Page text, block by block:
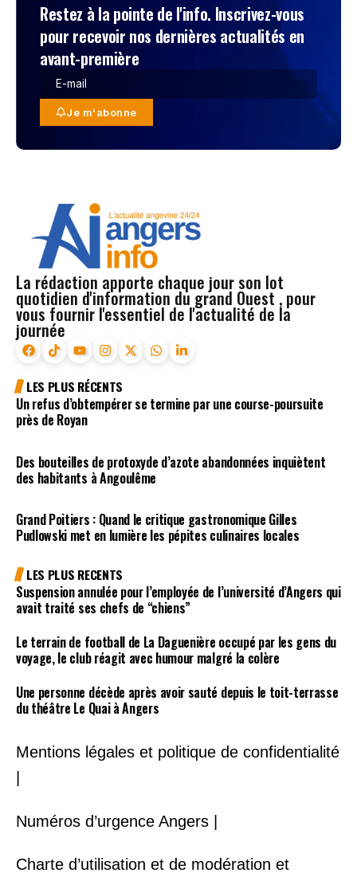
Restez à la pointe de l'info. Inscrivez-vous
pour recevoir nos dernières actualités en
avant-première
Je m'abonne
La rédaction apporte chaque jour son lot
quotidien d'information du grand Ouest , pour
vous fournir l'essentiel de l'actualité de la
journée
LES PLUS RÉCENTS
Un refus d’obtempérer se termine par une course-poursuite
près de Royan
Des bouteilles de protoxyde d’azote abandonnées inquiètent
des habitants à Angoulême
Grand Poitiers : Quand le critique gastronomique Gilles
Pudlowski met en lumière les pépites culinaires locales
LES PLUS RECENTS
Suspension annulée pour l’employée de l’université d’Angers qui
avait traité ses chefs de “chiens”
Le terrain de football de La Daguenière occupé par les gens du
voyage, le club réagit avec humour malgré la colère
Une personne décède après avoir sauté depuis le toit-terrasse
du théâtre Le Quai à Angers
Mentions légales et politique de confidentialité
Numéros d’urgence Angers |
Charte d’utilisation et de modération et